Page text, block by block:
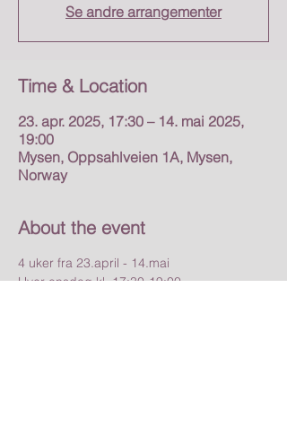
Se andre arrangementer
Time & Location
23. apr. 2025, 17:30 – 14. mai 2025,
19:00
Mysen, Oppsahlveien 1A, Mysen,
Norway
About the event
4 uker fra 23.april - 14.mai
Hver onsdag kl. 17:30-19:00